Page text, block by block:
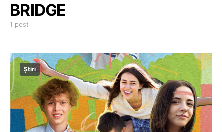
BRIDGE
1 post
Știri